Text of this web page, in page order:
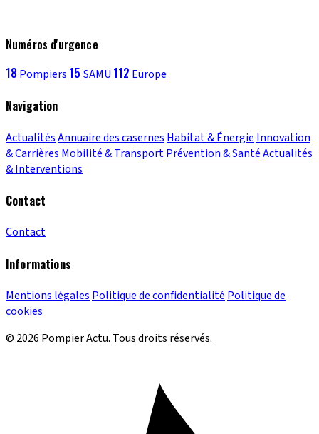
Numéros d'urgence
18 Pompiers 15 SAMU 112 Europe
Navigation
ActualitésAnnuaire des casernes Habitat & Énergie Innovation
& Carrières Mobilité & TransportPrévention & SantéActualités
& Interventions
Contact
Contact
Informations
Mentions légales Politique de confidentialité Politique de
cookies
© 2026 Pompier Actu. Tous droits réservés.